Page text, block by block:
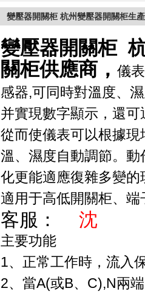
變壓器開關柜 杭州變壓器開關柜生
變壓器開關柜
關柜供應商， 儀
感器,可同時對溫度、
并實現數字顯示，還
從而使儀表可以根據
溫、濕度自動調節。
化更能適應復雜多變
適用于高低開關柜、
客服： 沈
主要功能
1、正常工作時，流入
2、當A(或B、C),N兩